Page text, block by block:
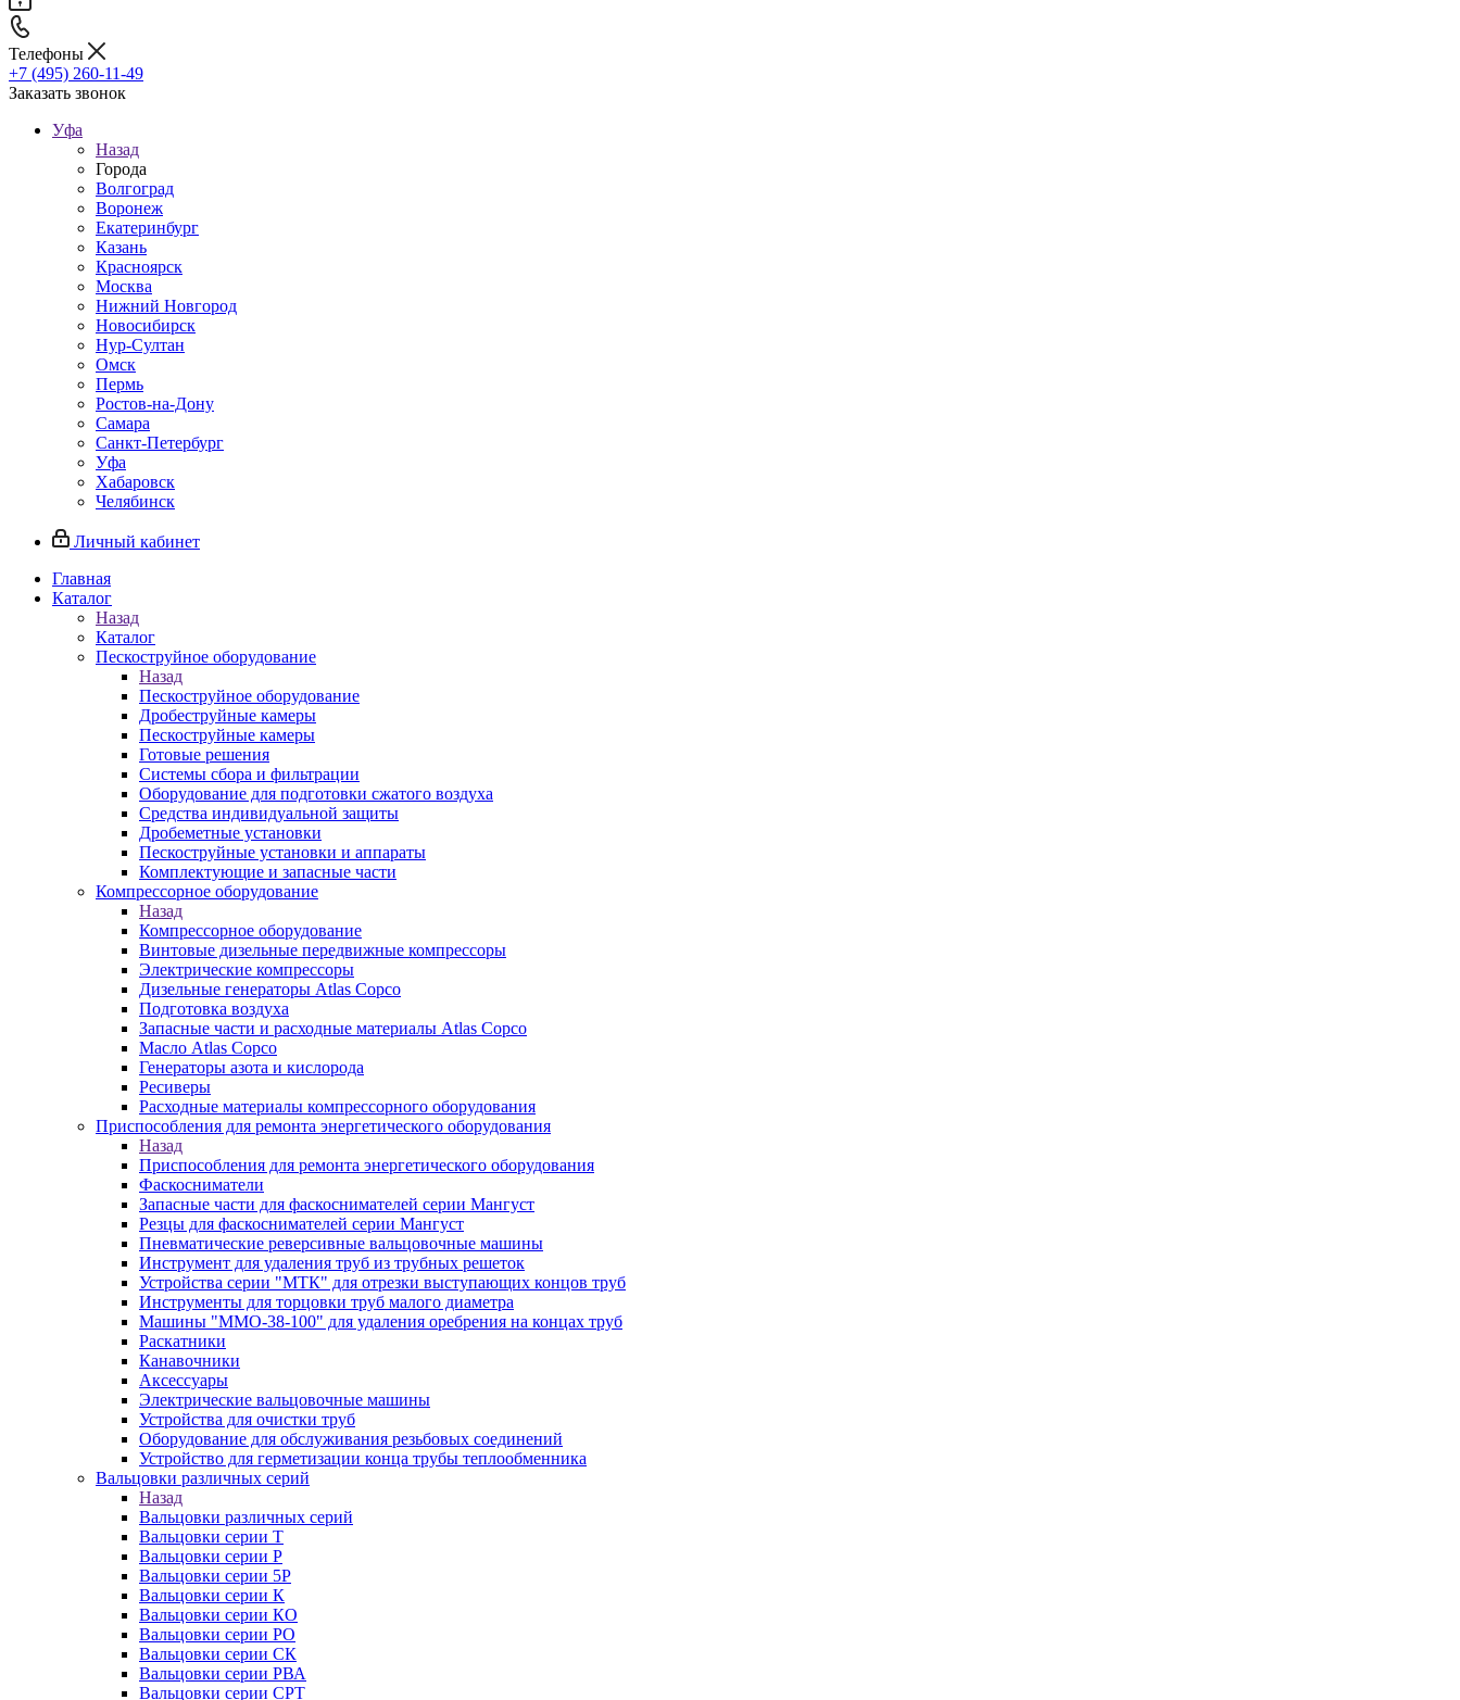
Телефоны
+7 (495) 260-11-49
Заказать звонок
Уфа
Назад
Города
Волгоград
Воронеж
Екатеринбург
Казань
Красноярск
Москва
Нижний Новгород
Новосибирск
Нур-Султан
Омск
Пермь
Ростов-на-Дону
Самара
Санкт-Петербург
Уфа
Хабаровск
Челябинск
Личный кабинет
Главная
Каталог
Назад
Каталог
Пескоструйное оборудование
Назад
Пескоструйное оборудование
Дробеструйные камеры
Пескоструйные камеры
Готовые решения
Системы сбора и фильтрации
Оборудование для подготовки сжатого воздуха
Средства индивидуальной защиты
Дробеметные установки
Пескоструйные установки и аппараты
Комплектующие и запасные части
Компрессорное оборудование
Назад
Компрессорное оборудование
Винтовые дизельные передвижные компрессоры
Электрические компрессоры
Дизельные генераторы Atlas Copco
Подготовка воздуха
Запасные части и расходные материалы Atlas Copco
Масло Atlas Copco
Генераторы азота и кислорода
Ресиверы
Расходные материалы компрессорного оборудования
Приспособления для ремонта энергетического оборудования
Назад
Приспособления для ремонта энергетического оборудования
Фаскосниматели
Запасные части для фаскоснимателей серии Мангуст
Резцы для фаскоснимателей серии Мангуст
Пневматические реверсивные вальцовочные машины
Инструмент для удаления труб из трубных решеток
Устройства серии "МТК" для отрезки выступающих концов труб
Инструменты для торцовки труб малого диаметра
Машины "ММО-38-100" для удаления оребрения на концах труб
Раскатники
Канавочники
Аксессуары
Электрические вальцовочные машины
Устройства для очистки труб
Оборудование для обслуживания резьбовых соединений
Устройство для герметизации конца трубы теплообменника
Вальцовки различных серий
Назад
Вальцовки различных серий
Вальцовки серии Т
Вальцовки серии Р
Вальцовки серии 5Р
Вальцовки серии К
Вальцовки серии КО
Вальцовки серии РО
Вальцовки серии СК
Вальцовки серии РВА
Вальцовки серии СРТ